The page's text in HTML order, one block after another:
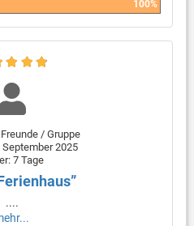
100%
/ Gruppe
September 2025
7 Tage
....